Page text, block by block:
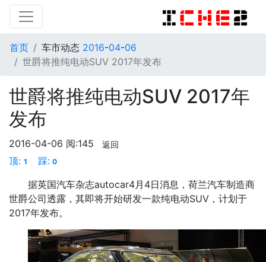
首页 车市动态 2016-04-06
世爵将推纯电动SUV 2017年发布
世爵将推纯电动SUV 2017年
发布
2016-04-06 阅:145 返回
顶: 1 踩: 0
据英国汽车杂志autocar4月4日消息，荷兰汽车制造商
世爵公司透露，其即将开始研发一款纯电动SUV，计划于
2017年发布。